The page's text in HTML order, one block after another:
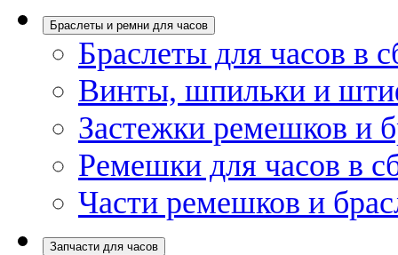
Браслеты и ремни для часов
Браслеты для часов в
Винты, шпильки и
Застежки ремешков и
Ремешки для часов в
Части ремешков и
Запчасти для часов